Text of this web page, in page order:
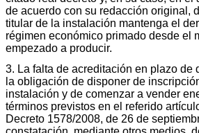
de acuerdo con su redacción original,
titular de la instalación mantenga el
régimen económico primado desde el
empezado a producir.
3. La falta de acreditación en plazo de
la obligación de disponer de
instalación y de comenzar a vender
términos previstos en el referido
Decreto 1578/2008, de 26 de